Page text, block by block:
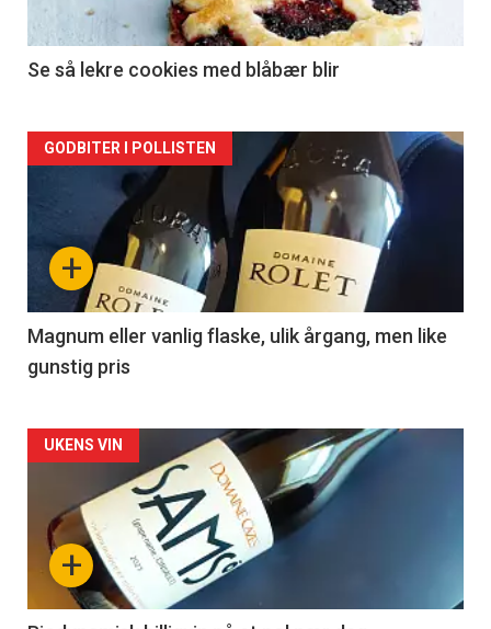
2
Se så lekre cookies med blåbær blir
Forsiden
akkurat
nå
3
+
GODBITER I POLLISTEN
Magnum eller vanlig flaske, ulik årgang, men like
gunstig pris
Forsiden
akkurat
nå+
UKENS VIN